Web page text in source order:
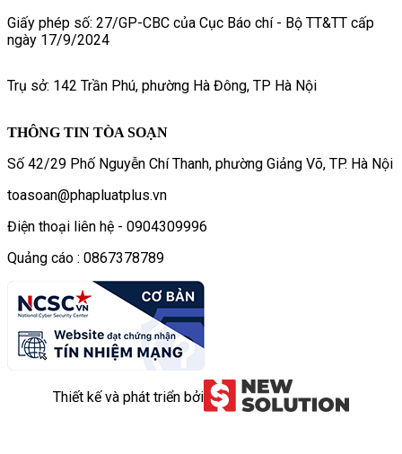
Giấy phép số: 27/GP-CBC của Cục Báo chí - Bộ TT&TT cấp
ngày 17/9/2024
Trụ sở: 142 Trần Phú, phường Hà Đông, TP Hà Nội
THÔNG TIN TÒA SOẠN
Số 42/29 Phố Nguyễn Chí Thanh, phường Giảng Võ, TP. Hà Nội
toasoan@phapluatplus.vn
Điện thoại liên hệ - 0904309996
Quảng cáo : 0867378789
Thiết kế và phát triển bởi